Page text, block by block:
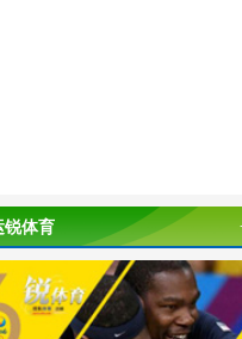
锐体育